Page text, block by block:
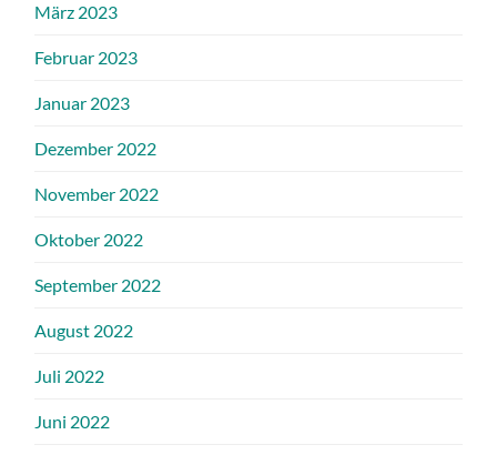
März 2023
Februar 2023
Januar 2023
Dezember 2022
November 2022
Oktober 2022
September 2022
August 2022
Juli 2022
Juni 2022